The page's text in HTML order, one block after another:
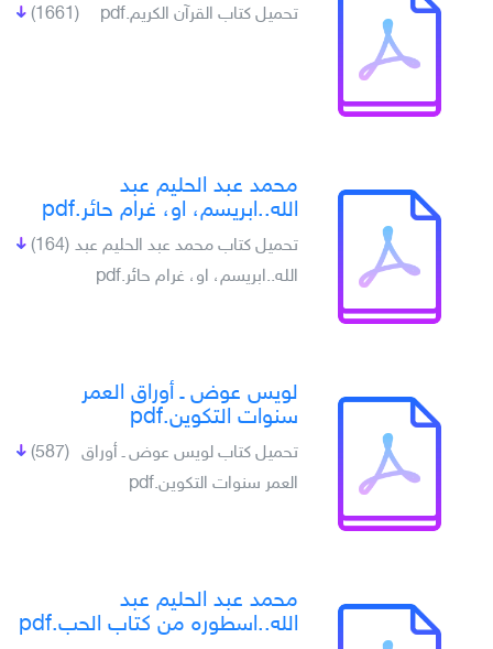
(1661) تحميل كتاب القرآن الكريم.pdf
محمد عبد الحليم عبد
الله..ابريسم، او، غرام حائر.pdf
(164) تحميل كتاب محمد عبد الحليم عبد
الله..ابريسم، او، غرام حائر.pdf
لويس عوض ـ أوراق العمر
سنوات التكوين.pdf
(587) تحميل كتاب لويس عوض ـ أوراق
العمر سنوات التكوين.pdf
محمد عبد الحليم عبد
الله..اسطوره من كتاب الحب.pdf